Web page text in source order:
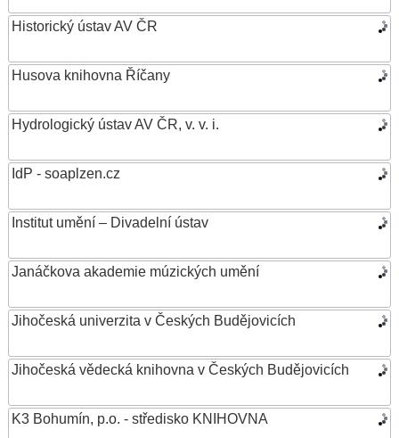
Historický ústav AV ČR
Husova knihovna Říčany
Hydrologický ústav AV ČR, v. v. i.
IdP - soaplzen.cz
Institut umění – Divadelní ústav
Janáčkova akademie múzických umění
Jihočeská univerzita v Českých Budějovicích
Jihočeská vědecká knihovna v Českých Budějovicích
K3 Bohumín, p.o. - středisko KNIHOVNA